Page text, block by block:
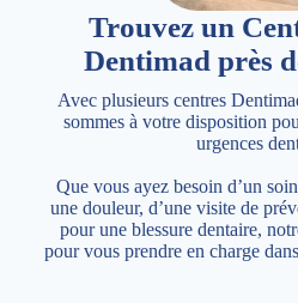
Trouvez un
Dentimad près
Avec plusieurs centres
sommes à votre disposition
urgences
Que vous ayez besoin d’un
une douleur, d’une visite de
pour une blessure dentaire,
pour vous prendre en charge